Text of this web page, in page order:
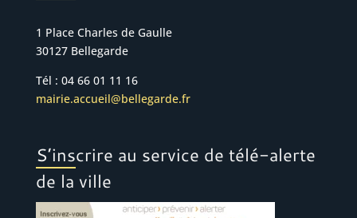
1 Place Charles de Gaulle
30127 Bellegarde
Tél : 04 66 01 11 16
mairie.accueil@bellegarde.fr
S’inscrire au service de télé-alerte
de la ville